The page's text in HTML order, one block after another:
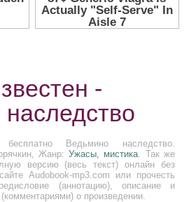
-
Ведьмино наследство.
Жанр:Ужасы, мистика. Так же
версию (весь текст) онлайн без
Audobook-mp3.com или прочесть
(аннотацию), описание и
о произведении.